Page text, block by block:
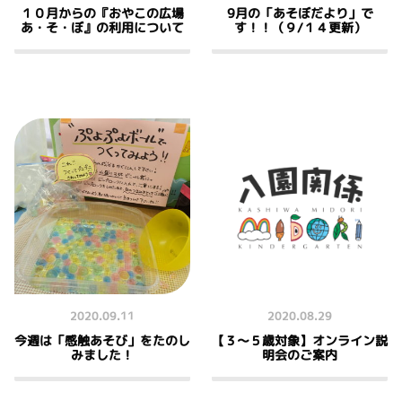
１０月からの『おやこの広場
あ・そ・ぼ』の利用について
9月の「あそぼだより」で
す！！（９/１４更新）
2020.09.11
今週は「感触あそび」をたのし
みました！
2020.08.29
【３～５歳対象】オンライン説
明会のご案内